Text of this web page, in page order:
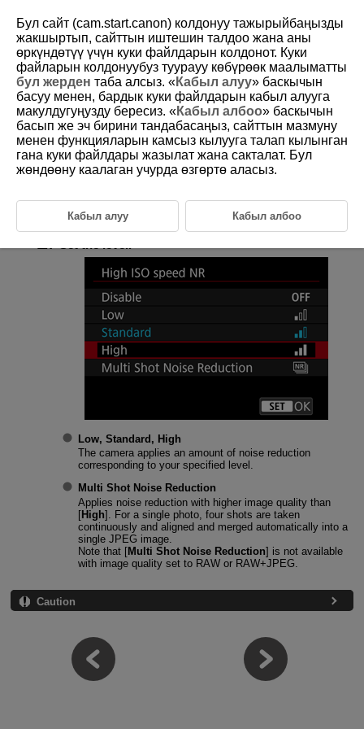
D292-072
High ISO Speed Noise Reduction
You can reduce the image noise generated. This function is especially
effective when shooting at high ISO speeds. When shooting at low ISO
speeds, the noise in the darker parts of the image (shadow areas) can
further be reduced.
Select [ :High ISO speed NR] ( ,
).
Low, Standard , High
The camera applies an amount of noise reduction
corresponding to your specified level.
Multi Shot Noise Reduction
Applies noise reduction with higher image quality than
[High]. For a single photo, four shots are taken
continuously and aligned and merged automatically into a
single JPEG image.
Note that [Multi Shot Noise Reduction] is not available
with image quality set to RAW or RAW+JPEG.
Caution
Бул сайт (cam.start.canon) колдонуу тажырыйбаңызды
жакшыртып, сайттын иштешин талдоо жана аны
өркүндөтүү үчүн куки файлдарын колдонот. Куки
файларын колдонуубуз туурауу көбүрөөк маалыматты
бул жерден таба алсыз. «Кабыл алуу» баскычын
басуу менен, бардык куки файлдарын кабыл алууга
макулдугуңузду бересиз. «Кабыл албоо» баскычын
басып же эч бирини тандабасаңыз, сайттын мазмуну
менен функцияларын камсыз кылууга талап кылынган
гана куки файлдары жазылат жана сакталат. Бул
жөндөөну каалаган учурда өзгөртө аласыз.
Кабыл алуу Кабыл албоо